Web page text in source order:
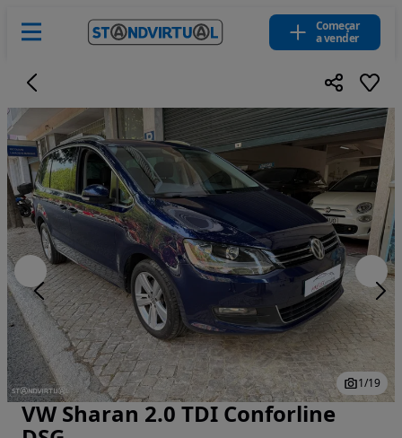
Começar
a vender
Imagem 1 de 19
1/19
VW Sharan 2.0 TDI Conforline